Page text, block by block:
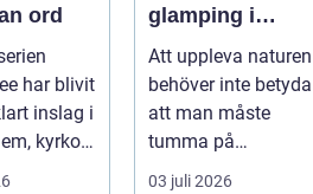
ord
har blivit
inslag i
kyrkor
glamping i
Sverige
Att uppleva naturen
behöver inte betyda
att man måste
tumma på
bekvämligheten....
03 juli 2026